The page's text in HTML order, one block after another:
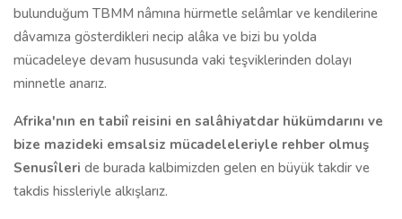
bulunduğum TBMM nâmına hürmetle selâmlar ve kendilerine
dâvamıza gösterdikleri necip alâka ve bizi bu yolda
mücadeleye devam hususunda vaki teşviklerinden dolayı
minnetle anarız.
Afrika'nın en tabiî reisini en salâhiyatdar hükümdarını ve
bize mazideki emsalsiz mücadeleleriyle rehber olmuş
Senusîleri de burada kalbimizden gelen en büyük takdir ve
takdis hissleriyle alkışlarız.